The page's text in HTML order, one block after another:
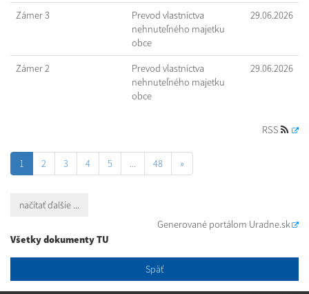
Zámer 3
Prevod vlastníctva
nehnuteľného majetku
obce
29.06.2026
Zámer 2
Prevod vlastníctva
nehnuteľného majetku
obce
29.06.2026
RSS
1 2 3 4 5 ... 48 »
načítať ďalšie ...
Generované portálom Uradne.sk
Všetky dokumenty TU
Späť